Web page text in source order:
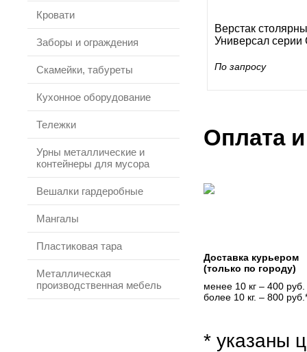
Кровати
Заборы и ограждения
Скамейки, табуреты
Кухонное оборудование
Тележки
Урны металлические и
контейнеры для мусора
Вешалки гардеробные
Мангалы
Пластиковая тара
Металлическая
производственная мебель
Верстак
Универсал
По запросу
Оплата
Доставка курьером
(только по городу)
менее 10 кг – 400 руб.
более 10 кг. – 800
* указаны